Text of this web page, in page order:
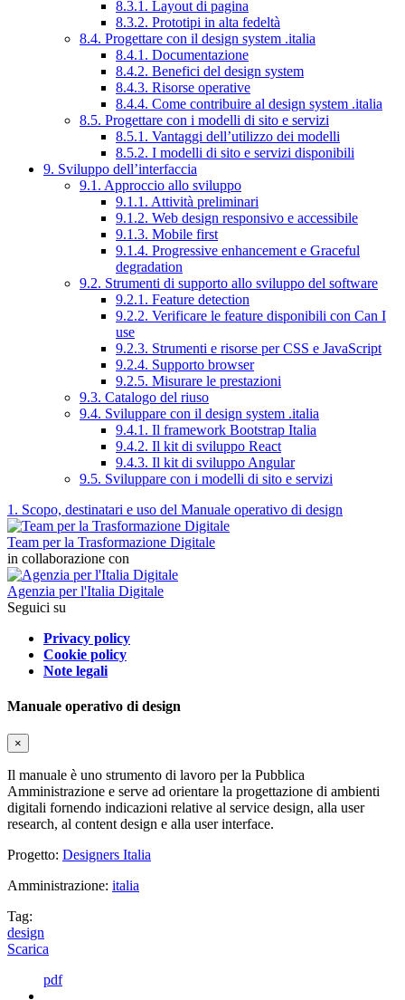
8.3.1. Layout di pagina
8.3.2. Prototipi in alta fedeltà
8.4. Progettare con il design system .italia
8.4.1. Documentazione
8.4.2. Benefici del design system
8.4.3. Risorse operative
8.4.4. Come contribuire al design system .italia
8.5. Progettare con i modelli di sito e servizi
8.5.1. Vantaggi dell’utilizzo dei modelli
8.5.2. I modelli di sito e servizi disponibili
9. Sviluppo dell’interfaccia
9.1. Approccio allo sviluppo
9.1.1. Attività preliminari
9.1.2. Web design responsivo e accessibile
9.1.3. Mobile first
9.1.4. Progressive enhancement e Graceful
degradation
9.2. Strumenti di supporto allo sviluppo del software
9.2.1. Feature detection
9.2.2. Verificare le feature disponibili con Can I
use
9.2.3. Strumenti e risorse per CSS e JavaScript
9.2.4. Supporto browser
9.2.5. Misurare le prestazioni
9.3. Catalogo del riuso
9.4. Sviluppare con il design system .italia
9.4.1. Il framework Bootstrap Italia
9.4.2. Il kit di sviluppo React
9.4.3. Il kit di sviluppo Angular
9.5. Sviluppare con i modelli di sito e servizi
1. Scopo, destinatari e uso del Manuale operativo di design
Team per la Trasformazione Digitale
in collaborazione con
Agenzia per l'Italia Digitale
Seguici su
Privacy policy
Cookie policy
Note legali
Manuale operativo di design
×
Il manuale è uno strumento di lavoro per la Pubblica
Amministrazione e serve ad orientare la progettazione di ambienti
digitali fornendo indicazioni relative al service design, alla user
research, al content design e alla user interface.
Progetto: Designers Italia
Amministrazione: italia
Tag:
design
Scarica
pdf